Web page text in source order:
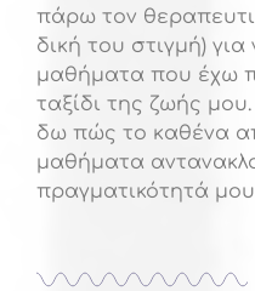
πάρω τον
δική του στιγμή)
μαθήματα που έχω
ταξίδι της ζωής
δω πώς το καθένα
μαθήματα
πραγματικότητά